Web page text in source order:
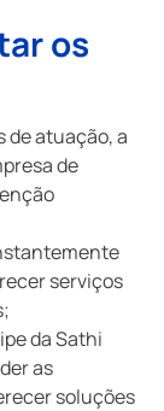
os
de atuação, a
de
serviços
da Sathi
as
soluções